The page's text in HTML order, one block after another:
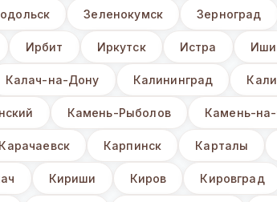
Зеленокумск Зерноград
Ирбит Иркутск Истра
Калач-на-Дону Калининград
Камень-Рыболов Камень-
Карачаевск Карпинск Карталы
Кириши Киров Кировград